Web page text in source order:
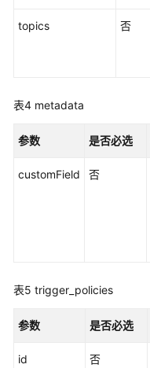
（1.0）
域）
读
topics 否
表4 metadata
参数 是否必选
customField 否
表5 trigger_policies
参数 是否必选
id 否